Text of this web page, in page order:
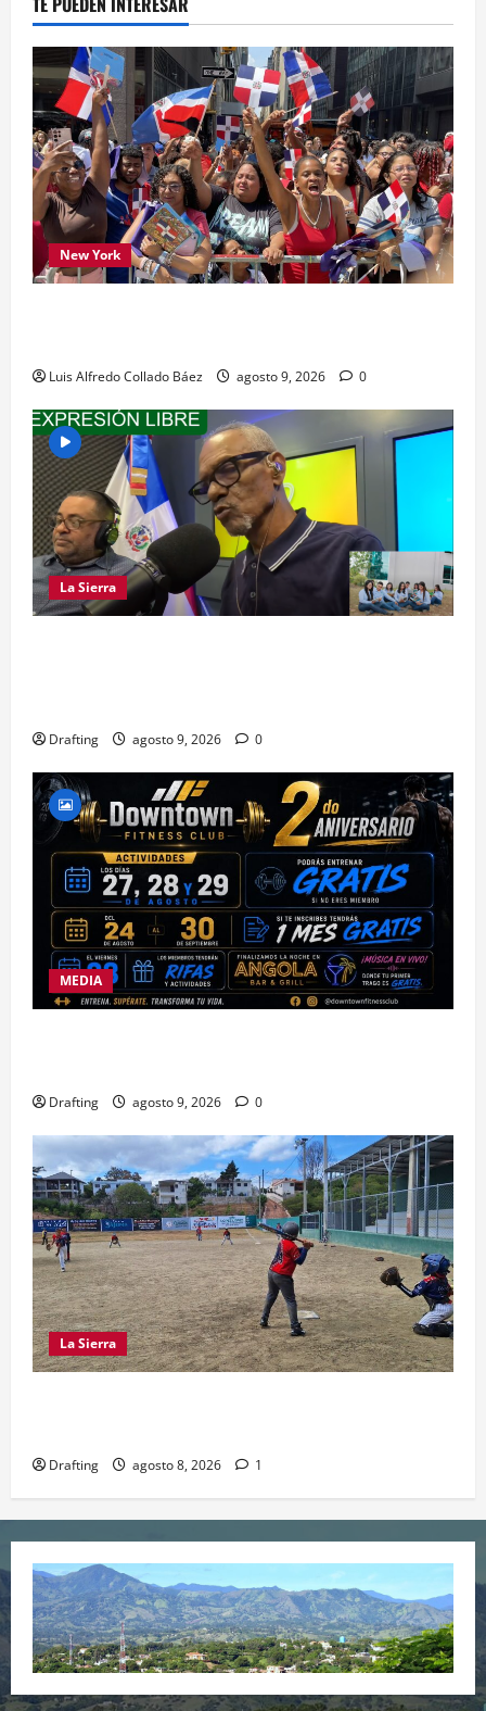
New York
Luis Alfredo Collado Báez agosto 9, 2026 0
La Sierra
Drafting agosto 9, 2026 0
MEDIA
Drafting agosto 9, 2026 0
La Sierra
Drafting agosto 8, 2026 1